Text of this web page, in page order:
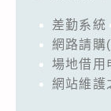
差勤系統
網路請購
場地借用
網站維護